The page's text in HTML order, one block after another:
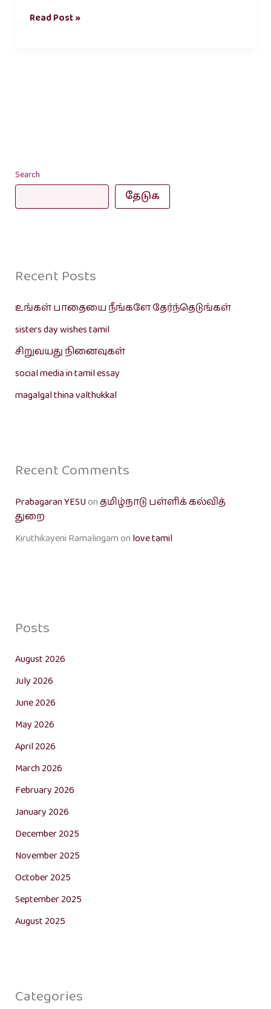
Read Post »
Search
தேடுக
Recent Posts
உங்கள் பாதையை நீங்களே தேர்ந்தெடுங்கள்
sisters day wishes tamil
சிறுவயது நினைவுகள்
social media in tamil essay
magalgal thina valthukkal
Recent Comments
Prabagaran YESUonதமிழ்நாடு பள்ளிக் கல்வித்
துறை
Kiruthikayeni Ramalingamon love tamil
Posts
August 2026
July 2026
June 2026
May 2026
April 2026
March 2026
February 2026
January 2026
December 2025
November 2025
October 2025
September 2025
August 2025
Categories